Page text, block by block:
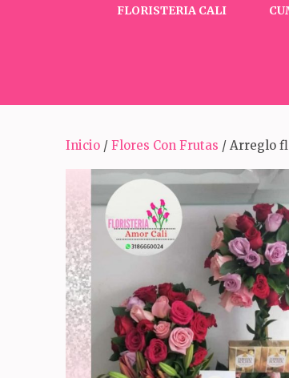
FLORISTERIA CALI
Inicio / Flores Con Frutas / Arreglo